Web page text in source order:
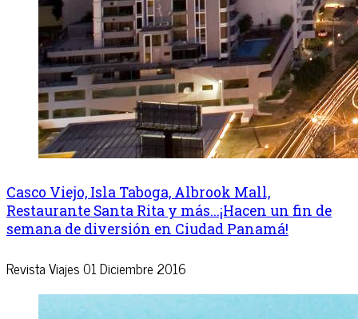
Casco Viejo, Isla Taboga, Albrook Mall,
Restaurante Santa Rita y más...¡Hacen un fin de
semana de diversión en Ciudad Panamá!
Revista Viajes01 Diciembre 2016